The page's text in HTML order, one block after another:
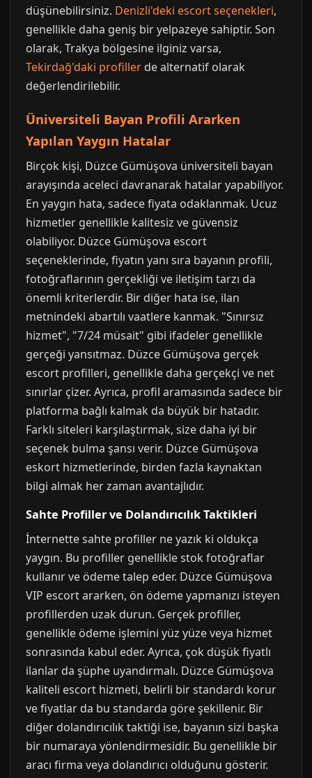
düşünebilirsiniz. Denizli'deki escort seçenekleri,
genellikle daha geniş bir yelpazeye sahiptir. Son
olarak, Trakya bölgesine ilginiz varsa,
Tekirdağ'daki profiller de alternatif olarak
değerlendirilebilir.
Üniversiteli Bayan Profili Ararken
Yapılan Yaygın Hatalar
Birçok kişi, Düzce Gümüşova üniversiteli bayan
arayışında aceleci davranarak hatalar yapabiliyor.
En yaygın hata, sadece fiyata odaklanmak. Ucuz
hizmetler genellikle kalitesiz ve güvensiz
olabiliyor. Düzce Gümüşova escort
seçeneklerinde, fiyatın yanı sıra bayanın profili,
fotoğraflarının gerçekliği ve iletişim tarzı da
önemli kriterlerdir. Bir diğer hata ise, ilan
metnindeki abartılı vaatlere kanmak. "Sınırsız
hizmet", "7/24 müsait" gibi ifadeler genellikle
gerçeği yansıtmaz. Düzce Gümüşova gerçek
escort profilleri, genellikle daha gerçekçi ve net
sınırlar çizer. Ayrıca, profil aramasında sadece bir
platforma bağlı kalmak da büyük bir hatadır.
Farklı siteleri karşılaştırmak, size daha iyi bir
seçenek bulma şansı verir. Düzce Gümüşova
eskort hizmetlerinde, birden fazla kaynaktan
bilgi almak her zaman avantajlıdır.
Sahte Profiller ve Dolandırıcılık Taktikleri
İnternette sahte profiller ne yazık ki oldukça
yaygın. Bu profiller genellikle stok fotoğraflar
kullanır ve ödeme talep eder. Düzce Gümüşova
VIP escort ararken, ön ödeme yapmanızı isteyen
profillerden uzak durun. Gerçek profiller,
genellikle ödeme işlemini yüz yüze veya hizmet
sonrasında kabul eder. Ayrıca, çok düşük fiyatlı
ilanlar da şüphe uyandırmalı. Düzce Gümüşova
kaliteli escort hizmeti, belirli bir standardı korur
ve fiyatlar da bu standarda göre şekillenir. Bir
diğer dolandırıcılık taktiği ise, bayanın sizi başka
bir numaraya yönlendirmesidir. Bu genellikle bir
aracı firma veya dolandırıcı olduğunu gösterir.